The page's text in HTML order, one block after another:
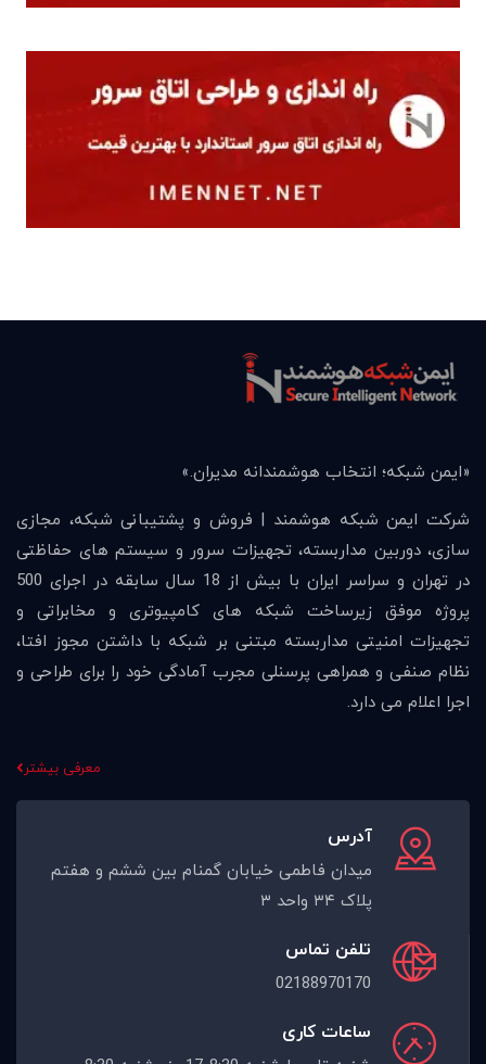
«ايمن شبكه؛ انتخاب هوشمندانه مديران.»
شرکت ایمن شبکه هوشمند | فروش و پشتیبانی شبکه، مجازی
سازی، دوربین مداربسته، تجهیزات سرور و سیستم های حفاظتی
در تهران و سراسر ایران با بیش از 18 سال سابقه در اجرای 500
پروژه موفق زیرساخت شبکه های کامپیوتری و مخابراتی و
تجهیزات امنیتی مداربسته مبتنی بر شبکه با داشتن مجوز افتا،
نظام صنفی و همراهی پرسنلی مجرب آمادگی خود را برای طراحی و
اجرا اعلام می دارد.
معرفی بیشتر
آدرس
میدان فاطمی خیابان گمنام بین ششم و هفتم
پلاک ۳۴ واحد ۳
تلفن تماس
02188970170
ساعات کاری